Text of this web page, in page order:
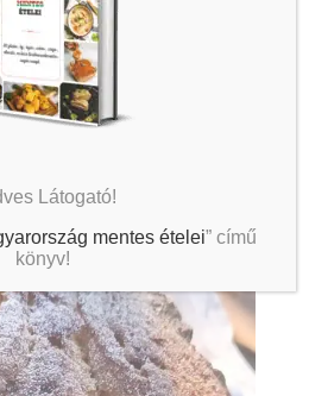
Látogató!
mentes ételei” című
könyv!